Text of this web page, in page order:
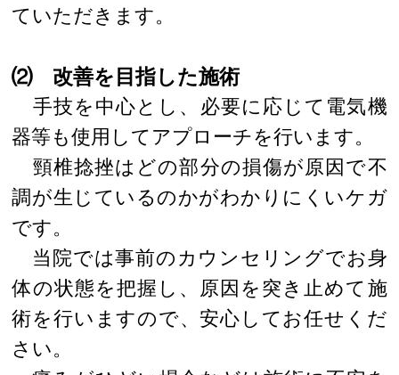
ていただきます。
⑵ 改善を目指した施術
手技を中心とし、必要に応じて電気機
器等も使用してアプローチを行います。
頸椎捻挫はどの部分の損傷が原因で不
調が生じているのかがわかりにくいケガ
です。
当院では事前のカウンセリングでお身
体の状態を把握し、原因を突き止めて施
術を行いますので、安心してお任せくだ
さい。